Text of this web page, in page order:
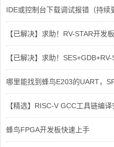
IDE或控制台下载调试报错（持续
【已解决】求助！RV-STAR开
【已解决】求助！
哪里能找到蜂鸟E203的UART，
【精选】RISC-V GCC工具链编
蜂鸟FPGA开发板快速上手